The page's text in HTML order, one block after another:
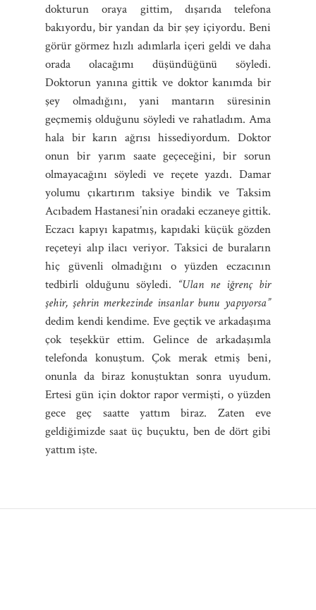
dokturun oraya gittim, dışarıda telefona
bakıyordu, bir yandan da bir şey içiyordu. Beni
görür görmez hızlı adımlarla içeri geldi ve daha
orada olacağımı düşündüğünü söyledi.
Doktorun yanına gittik ve doktor kanımda bir
şey olmadığını, yani mantarın süresinin
geçmemiş olduğunu söyledi ve rahatladım. Ama
hala bir karın ağrısı hissediyordum. Doktor
onun bir yarım saate geçeceğini, bir sorun
olmayacağını söyledi ve reçete yazdı. Damar
yolumu çıkartırım taksiye bindik ve Taksim
Acıbadem Hastanesi’nin oradaki eczaneye gittik.
Eczacı kapıyı kapatmış, kapıdaki küçük gözden
reçeteyi alıp ilacı veriyor. Taksici de buraların
hiç güvenli olmadığını o yüzden eczacının
tedbirli olduğunu söyledi. “Ulan ne iğrenç bir
şehir, şehrin merkezinde insanlar bunu yapıyorsa”
dedim kendi kendime. Eve geçtik ve arkadaşıma
çok teşekkür ettim. Gelince de arkadaşımla
telefonda konuştum. Çok merak etmiş beni,
onunla da biraz konuştuktan sonra uyudum.
Ertesi gün için doktor rapor vermişti, o yüzden
gece geç saatte yattım biraz. Zaten eve
geldiğimizde saat üç buçuktu, ben de dört gibi
yattım işte.